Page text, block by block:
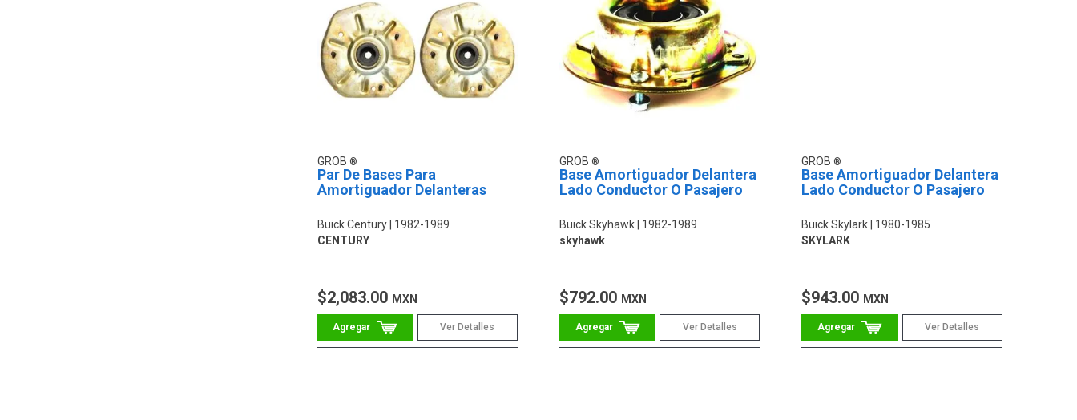
GROB
Par De Bases Para
Amortiguador Delanteras
Buick Century
1982-1989
CENTURY
$2,083.00 MXN
Ver Detalles
GROB
Base Amortiguador Delantera
Lado Conductor O Pasajero
Buick Skyhawk
1982-1989
skyhawk
$792.00 MXN
Ver Detalles
GROB
Base Amortiguador Delantera
Lado Conductor O Pasajero
Buick Skylark
1980-1985
SKYLARK
$943.00 MXN
Ver Detalles